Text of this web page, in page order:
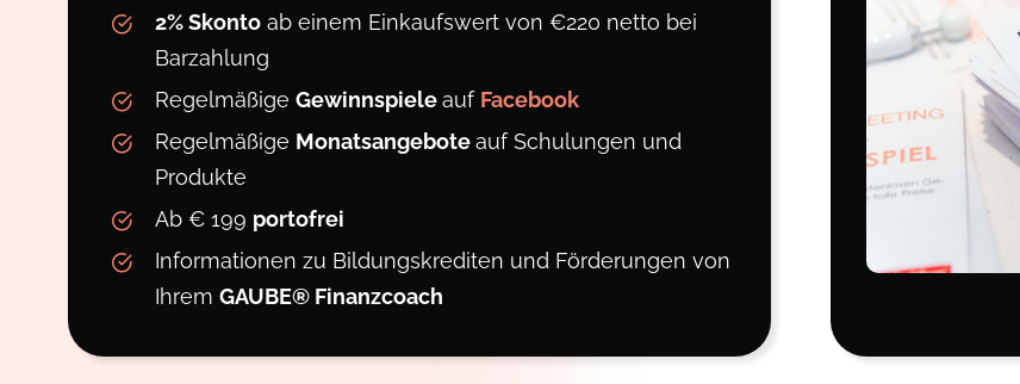
2% Skonto ab einem Einkaufswert von €220 netto bei
Barzahlung
RegelmäßigeGewinnspieleauf Facebook
Regelmäßige Monatsangeboteauf Schulungen und
Produkte
Ab € 199 portofrei
Informationen zu Bildungskrediten und Förderungen von
IhremGAUBE® Finanzcoach